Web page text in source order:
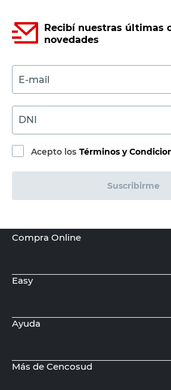
Recibí nuestras últimas
novedades
E-mail
DNI
Acepto los Términos y
Suscribirme
Compra Online
Easy
Ayuda
Más de Cencosud